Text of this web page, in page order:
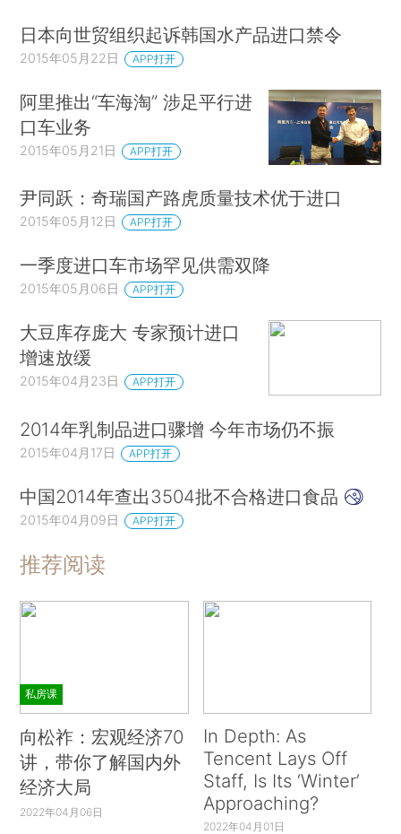
日本向世贸组织起诉韩国水产品进口禁令
2015年05月22日 APP打开
阿里推出“车海淘” 涉足平行进
口车业务
2015年05月21日 APP打开
尹同跃：奇瑞国产路虎质量技术优于进口
2015年05月12日 APP打开
一季度进口车市场罕见供需双降
2015年05月06日 APP打开
大豆库存庞大 专家预计进口
增速放缓
2015年04月23日 APP打开
2014年乳制品进口骤增 今年市场仍不振
2015年04月17日 APP打开
中国2014年查出3504批不合格进口食品
2015年04月09日 APP打开
推荐阅读
私房课
向松祚：宏观经济70
讲，带你了解国内外
经济大局
2022年04月06日
In Depth: As
Tencent Lays Off
Staff, Is Its ‘Winter’
Approaching?
2022年04月01日